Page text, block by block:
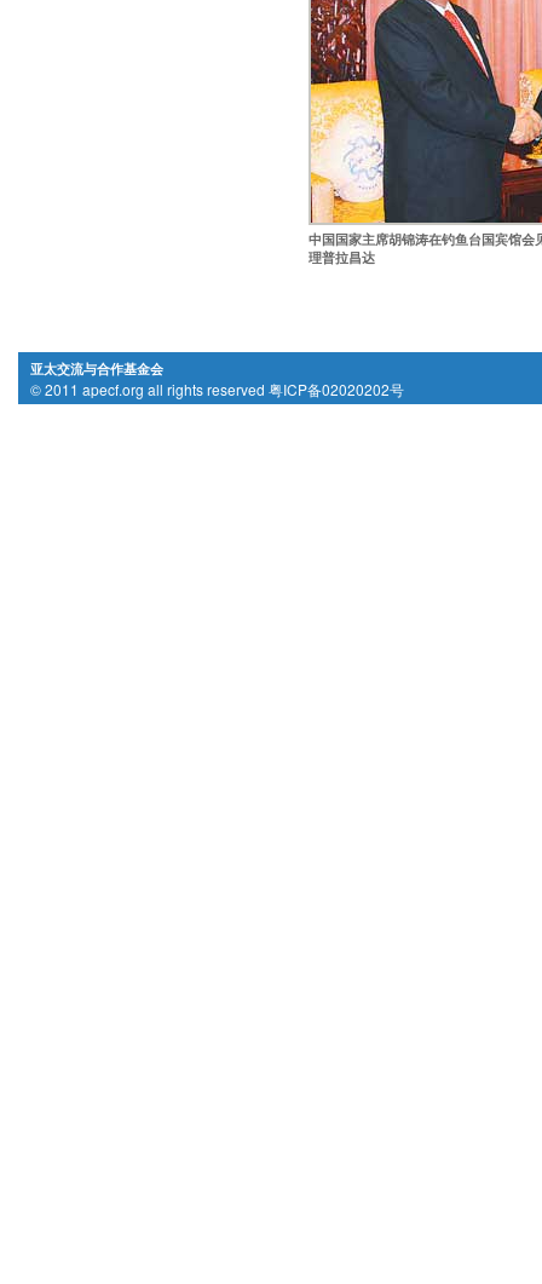
中国国家主席胡锦涛在钓鱼台国宾馆
理普拉昌达
亚太交流与合作基金会
© 2011 apecf.org all rights reserved 粤ICP备02020202号